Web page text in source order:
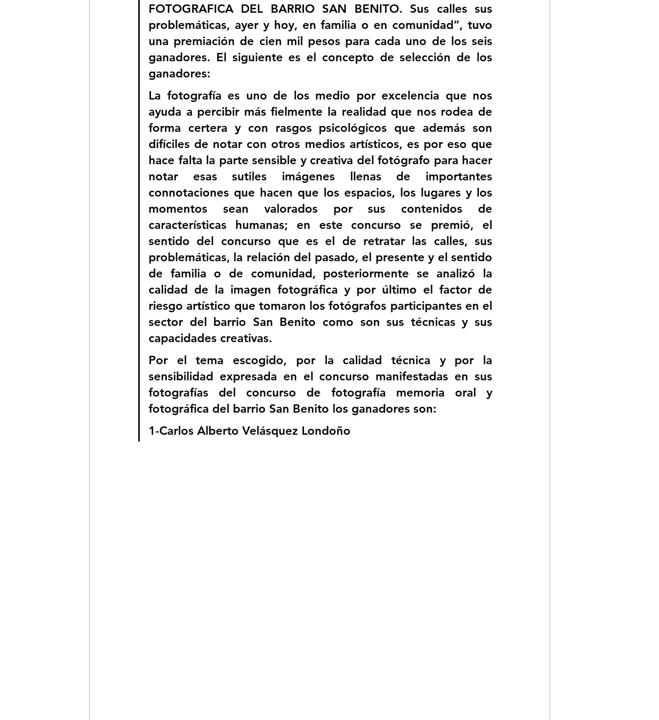
FOTOGRAFICA DEL BARRIO SAN BENITO. Sus calles sus
problemáticas, ayer y hoy, en familia o en comunidad”, tuvo
una premiación de cien mil pesos para cada uno de los seis
ganadores. El siguiente es el concepto de selección de los
ganadores:
La fotografía es uno de los medio por excelencia que nos
ayuda a percibir más fielmente la realidad que nos rodea de
forma certera y con rasgos psicológicos que además son
difíciles de notar con otros medios artísticos, es por eso que
hace falta la parte sensible y creativa del fotógrafo para hacer
notar esas sutiles imágenes llenas de importantes
connotaciones que hacen que los espacios, los lugares y los
momentos sean valorados por sus contenidos de
características humanas; en este concurso se premió, el
sentido del concurso que es el de retratar las calles, sus
problemáticas, la relación del pasado, el presente y el sentido
de familia o de comunidad, posteriormente se analizó la
calidad de la imagen fotográfica y por último el factor de
riesgo artístico que tomaron los fotógrafos participantes en el
sector del barrio San Benito como son sus técnicas y sus
capacidades creativas.
Por el tema escogido, por la calidad técnica y por la
sensibilidad expresada en el concurso manifestadas en sus
fotografías del concurso de fotografía memoria oral y
fotográfica del barrio San Benito los ganadores son:
1-Carlos Alberto Velásquez Londoño